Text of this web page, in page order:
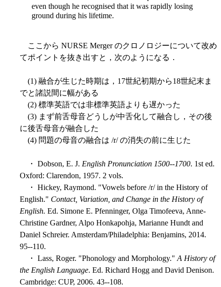
even though he recognised that it was rapidly losing
ground during his lifetime.
ここから NURSE Merger のクロノロジーについて改め
てポイントを抜き出すと，次のようになる．
(1) 融合が生じた時期は，17世紀初期から18世紀末ま
でと諸説間に幅がある
(2) 標準英語では非標準英語よりも遅かった
(3) まず前舌母音どうしが中舌化して融合し，その後
に後舌母音が融合した
(4) 問題の母音の融合は /r/ の消失の前に生じた
・ Dobson, E. J. English Pronunciation 1500--1700. 1st ed.
Oxford: Clarendon, 1957. 2 vols.
・ Hickey, Raymond. "Vowels before /r/ in the History of
English." Contact, Variation, and Change in the History of
English. Ed. Simone E. Pfenninger, Olga Timofeeva, Anne-
Christine Gardner, Alpo Honkapohja, Marianne Hundt and
Daniel Schreier. Amsterdam/Philadelphia: Benjamins, 2014.
95--110.
・ Lass, Roger. "Phonology and Morphology."A History of
the English Language. Ed. Richard Hogg and David Denison.
Cambridge: CUP, 2006. 43--108.